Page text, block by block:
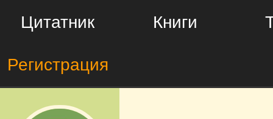
Цитатник Книги
Регистрация